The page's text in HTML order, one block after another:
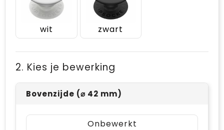
wit zwart
2. Kies je bewerking
Bovenzijde (⌀ 42 mm)
Onbewerkt